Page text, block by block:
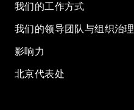
我们的工作方式
我们的领导团队与组织治理
影响力
北京代表处